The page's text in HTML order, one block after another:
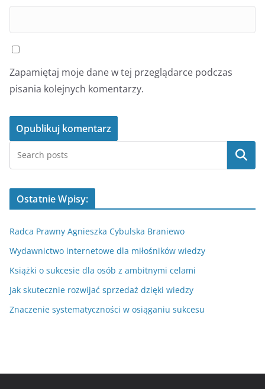
Zapamiętaj moje dane w tej przeglądarce podczas
pisania kolejnych komentarzy.
Szukaj
Ostatnie Wpisy:
Radca Prawny Agnieszka Cybulska Braniewo
Wydawnictwo internetowe dla miłośników wiedzy
Książki o sukcesie dla osób z ambitnymi celami
Jak skutecznie rozwijać sprzedaż dzięki wiedzy
Znaczenie systematyczności w osiąganiu sukcesu